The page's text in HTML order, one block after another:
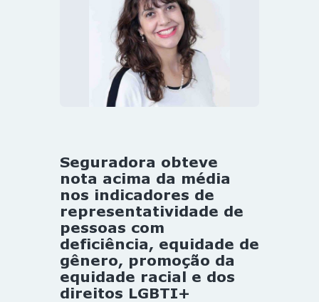
MULHERES
GESTORAS
HOMEST
HOME
Seguradora obteve
nota acima da média
nos indicadores de
representatividade de
pessoas com
deficiência, equidade de
gênero, promoção da
equidade racial e dos
direitos LGBTI+